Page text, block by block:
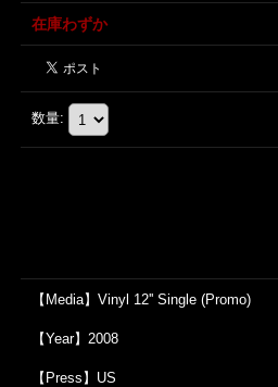
在庫わずか
数量:
【Media】Vinyl 12'' Single (Promo)
【Year】2008
【Press】US